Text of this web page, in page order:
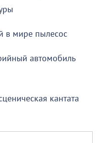
в мире пылесос
автомобиль
кантата